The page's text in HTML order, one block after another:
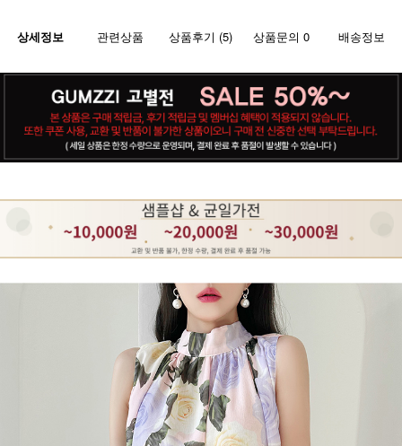
상세정보 관련상품 상품후기 (5) 상품문의 0 배송정보